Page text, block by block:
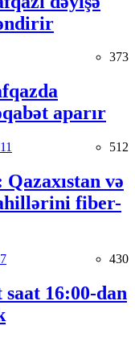
373
aparır
512
və
fiber-
430
16:00-dan